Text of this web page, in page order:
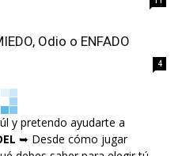
Odio o ENFADO
4
y pretendo ayudarte a
➥ Desde cómo jugar